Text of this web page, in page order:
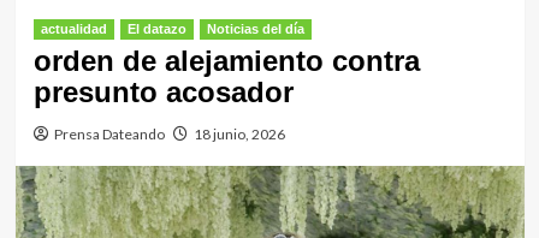
actualidad El datazo Noticias del día
orden de alejamiento contra
presunto acosador
Prensa Dateando 18 junio, 2026